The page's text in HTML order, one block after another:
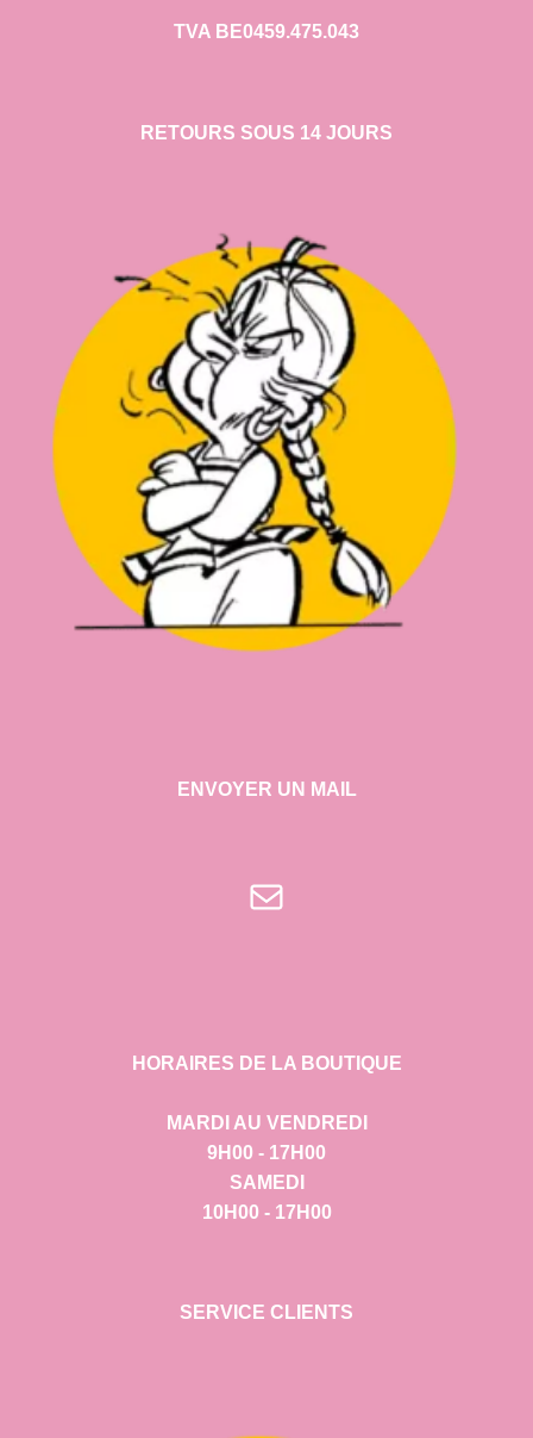
TVA BE0459.475.043
RETOURS SOUS 14 JOURS
ENVOYER UN MAIL
E-mail
HORAIRES DE LA BOUTIQUE
MARDI AU VENDREDI
9H00 - 17H00
SAMEDI
10H00 - 17H00
SERVICE CLIENTS